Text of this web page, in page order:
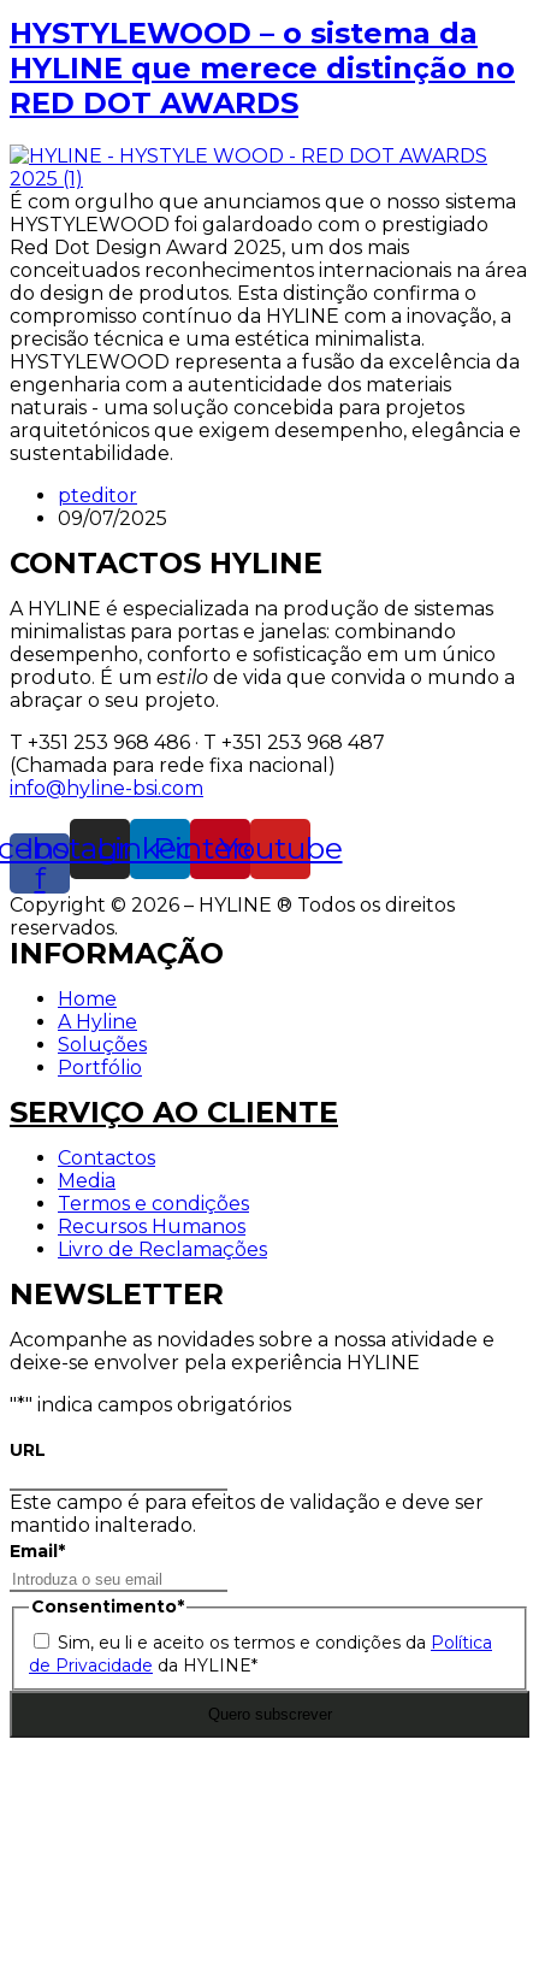
HYSTYLEWOOD – o sistema da
HYLINE que merece distinção no
RED DOT AWARDS
É com orgulho que anunciamos que o nosso sistema
HYSTYLEWOOD foi galardoado com o prestigiado
Red Dot Design Award 2025, um dos mais
conceituados reconhecimentos internacionais na área
do design de produtos. Esta distinção confirma o
compromisso contínuo da HYLINE com a inovação, a
precisão técnica e uma estética minimalista.
HYSTYLEWOOD representa a fusão da excelência da
engenharia com a autenticidade dos materiais
naturais - uma solução concebida para projetos
arquitetónicos que exigem desempenho, elegância e
sustentabilidade.
pteditor
09/07/2025
CONTACTOS HYLINE
A HYLINE é especializada na produção de sistemas
minimalistas para portas e janelas: combinando
desempenho, conforto e sofisticação em um único
produto. É um estilo de vida que convida o mundo a
abraçar o seu projeto.
T +351 253 968 486 · T +351 253 968 487
(Chamada para rede fixa nacional)
info@hyline-bsi.com
f
Instagram
Linkedin
Pinterest
Youtube
Copyright © 2026 – HYLINE ® Todos os direitos
reservados.
INFORMAÇÃO
Home
A Hyline
Soluções
Portfólio
SERVIÇO AO CLIENTE
Contactos
Media
Termos e condições
Recursos Humanos
Livro de Reclamações
NEWSLETTER
Acompanhe as novidades sobre a nossa atividade e
deixe-se envolver pela experiência HYLINE
"*" indica campos obrigatórios
URL
Este campo é para efeitos de validação e deve ser
mantido inalterado.
Email*
Consentimento*
Sim, eu li e aceito os termos e condições da Política
de Privacidade da HYLINE*
Quero subscrever